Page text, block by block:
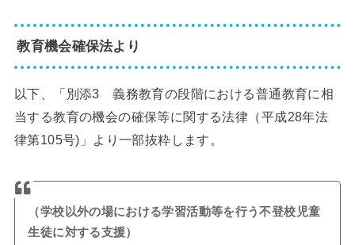
教育機会確保法より
以下、「別添3 義務教育の段階における普通教育に相
当する教育の機会の確保等に関する法律（平成28年法
律第105号)」より一部抜粋します。
（学校以外の場における学習活動等を行う不登校児童
生徒に対する支援）